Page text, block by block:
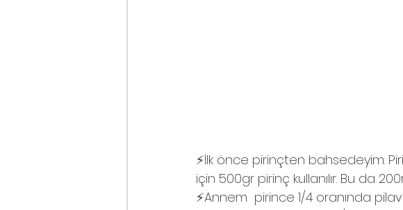
⚡️İlk önce pirinçten bahsedeyim.
için 500gr pirinç kullanılır. Bu da
⚡️Annem  pirince 1/4 oranında